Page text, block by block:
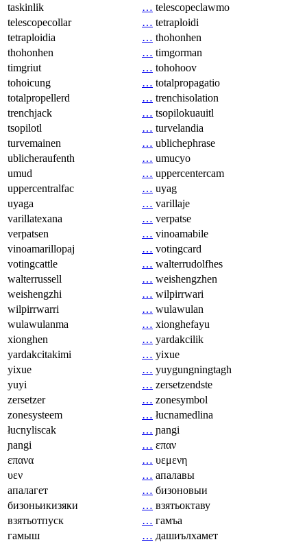
taskinlik
… telescopeclawmo
telescopecollar
… tetraploidi
tetraploidia
… thohonhen
thohonhen
… timgorman
timgriut
… tohohoov
tohoicung
… totalpropagatio
totalpropellerd
… trenchisolation
trenchjack
… tsopilokuauitl
tsopilotl
… turvelandia
turvemainen
… ublichephrase
ublicheraufenth
… umucyo
umud
… uppercentercam
uppercentralfac
… uyag
uyaga
… varillaje
varillatexana
… verpatse
verpatsen
… vinoamabile
vinoamarillopaj
… votingcard
votingcattle
… walterrudolfhes
walterrussell
… weishengzhen
weishengzhi
… wilpirrwari
wilpirrwarri
… wulawulan
wulawulanma
… xionghefayu
xionghen
… yardakcilik
yardakcitakimi
… yixue
yixue
… yuygungningtagh
yuyi
… zersetzendste
zersetzer
… zonesymbol
zonesysteem
… łucnamedlina
łucnyliscak
… ɲangi
ɲangi
… επαν
επανα
… υεμενη
υεν
… апалавы
апалагет
… бизоновыи
бизоньикизяки
… взятьоктаву
взятьотпуск
… гамъа
гамыш
… дашиълхамет